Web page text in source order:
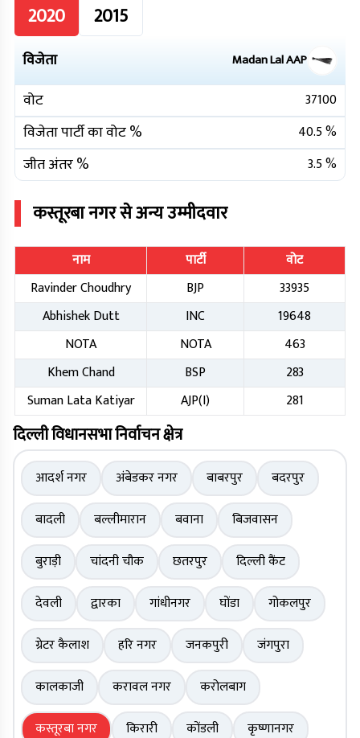
2020
2015
विजेता Madan LalAAP
वोट 37100
विजेता पार्टी का वोट % 40.5%
जीत अंतर % 3.5%
कस्तूरबा नगरसे अन्य उम्मीदवार
नाम पार्टी
वोट
Ravinder Choudhry
BJP
33935
Abhishek Dutt
INC
19648
NOTA
NOTA
463
Khem Chand
BSP
283
Suman Lata Katiyar
AJP(I) 281
दिल्ली विधानसभा निर्वाचन क्षेत्र
आदर्श नगर अंबेडकर नगर बाबरपुर
बदरपुर
बादली
बल्लीमारान बवाना
बिजवासन
बुराड़ी
चांदनी चौक छतरपुर
दिल्ली कैंट
देवली
द्वारका गांधीनगर घोंडा
गोकलपुर
ग्रेटर कैलाश
हरि नगर जनकपुरी
जंगपुरा
कालकाजी
करावल नगर
करोलबाग
कस्तूरबा नगर
किरारी कोंडली कृष्णानगर